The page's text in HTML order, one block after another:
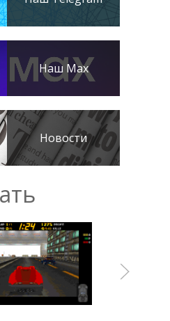
Наш Max
Новости